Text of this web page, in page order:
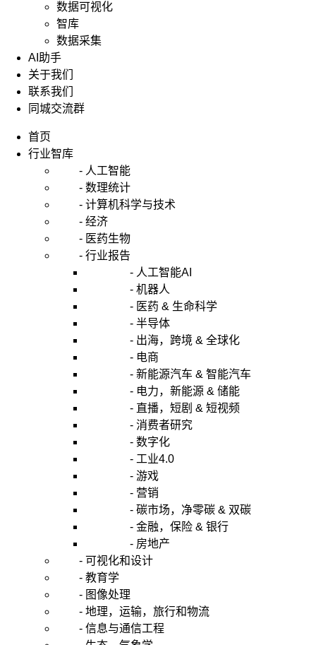
数据可视化
智库
数据采集
AI助手
关于我们
联系我们
同城交流群
首页
行业智库
- 人工智能
- 数理统计
- 计算机科学与技术
- 经济
- 医药生物
- 行业报告
- 人工智能AI
- 机器人
- 医药 & 生命科学
- 半导体
- 出海，跨境 & 全球化
- 电商
- 新能源汽车 & 智能汽车
- 电力，新能源 & 储能
- 直播，短剧 & 短视频
- 消费者研究
- 数字化
- 工业4.0
- 游戏
- 营销
- 碳市场，净零碳 & 双碳
- 金融，保险 & 银行
- 房地产
- 可视化和设计
- 教育学
- 图像处理
- 地理，运输，旅行和物流
- 信息与通信工程